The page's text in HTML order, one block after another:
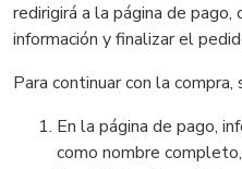
redirigirá a la página de
información y finalizar el
Para continuar con la
En la página de pago,
como nombre